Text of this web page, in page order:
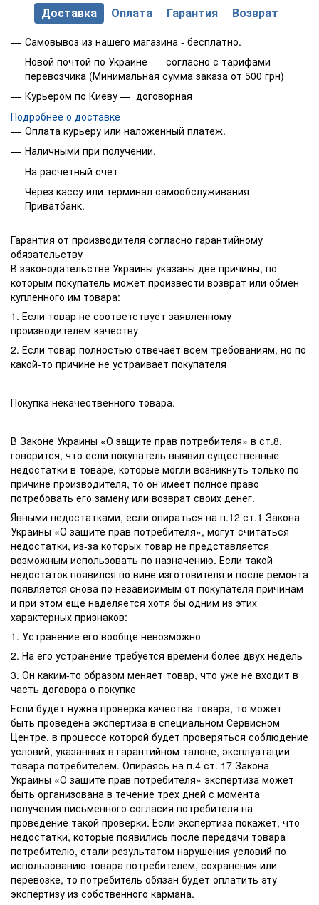
Доставка Оплата Гарантия Возврат
Самовывоз из нашего магазина - бесплатно.
Новой почтой по Украине — согласно с тарифами
перевозчика (Минимальная сумма заказа от 500 грн)
Курьером по Киеву — договорная
Подробнее о доставке
Оплата курьеру или наложенный платеж.
Наличными при получении.
На расчетный счет
Через кассу или терминал самообслуживания
Приватбанк.
Гарантия от производителя согласно гарантийному
обязательству
В законодательстве Украины указаны две причины, по
которым покупатель может произвести возврат или обмен
купленного им товара:
1. Если товар не соответствует заявленному
производителем качеству
2. Если товар полностью отвечает всем требованиям, но по
какой-то причине не устраивает покупателя
Покупка некачественного товара.
В Законе Украины «О защите прав потребителя» в ст.8,
говорится, что если покупатель выявил существенные
недостатки в товаре, которые могли возникнуть только по
причине производителя, то он имеет полное право
потребовать его замену или возврат своих денег.
Явными недостатками, если опираться на п.12 ст.1 Закона
Украины «О защите прав потребителя», могут считаться
недостатки, из-за которых товар не представляется
возможным использовать по назначению. Если такой
недостаток появился по вине изготовителя и после ремонта
появляется снова по независимым от покупателя причинам
и при этом еще наделяется хотя бы одним из этих
характерных признаков:
1. Устранение его вообще невозможно
2. На его устранение требуется времени более двух недель
3. Он каким-то образом меняет товар, что уже не входит в
часть договора о покупке
Если будет нужна проверка качества товара, то может
быть проведена экспертиза в специальном Сервисном
Центре, в процессе которой будет проверяться соблюдение
условий, указанных в гарантийном талоне, эксплуатации
товара потребителем. Опираясь на п.4 ст. 17 Закона
Украины «О защите прав потребителя» экспертиза может
быть организована в течение трех дней с момента
получения письменного согласия потребителя на
проведение такой проверки. Если экспертиза покажет, что
недостатки, которые появились после передачи товара
потребителю, стали результатом нарушения условий по
использованию товара потребителем, сохранения или
перевозке, то потребитель обязан будет оплатить эту
экспертизу из собственного кармана.